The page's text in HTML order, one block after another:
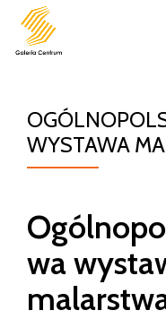
Przejdź
WYSTAWA
wa